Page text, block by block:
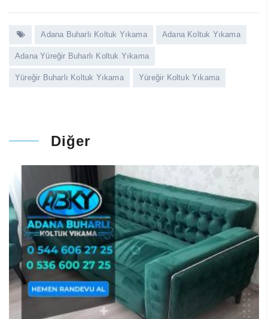
Adana Buharlı Koltuk Yıkama Adana Koltuk Yıkama
Adana Yüreğir Buharlı Koltuk Yıkama
Yüreğir Buharlı Koltuk Yıkama Yüreğir Koltuk Yıkama
Diğer